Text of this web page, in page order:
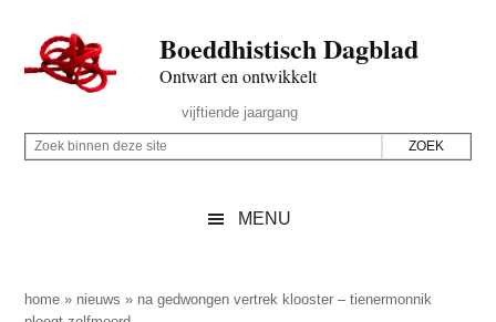
naar
de
inhoud
secondary
naar
de
sidebar
naar
de
Boeddhistisch Dagblad
Ontwart en ontwikkelt
Rechts
vijftiende jaargang
Z
p
Z
i
MENU
home » nieuws » na gedwongen vertrek klooster – tienermonnik